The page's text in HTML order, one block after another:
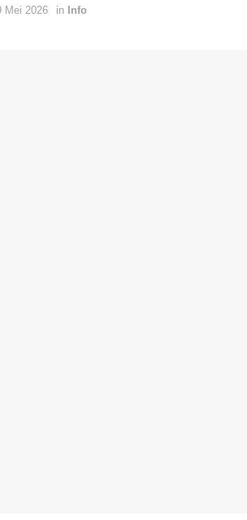
Mei 2026 in Info